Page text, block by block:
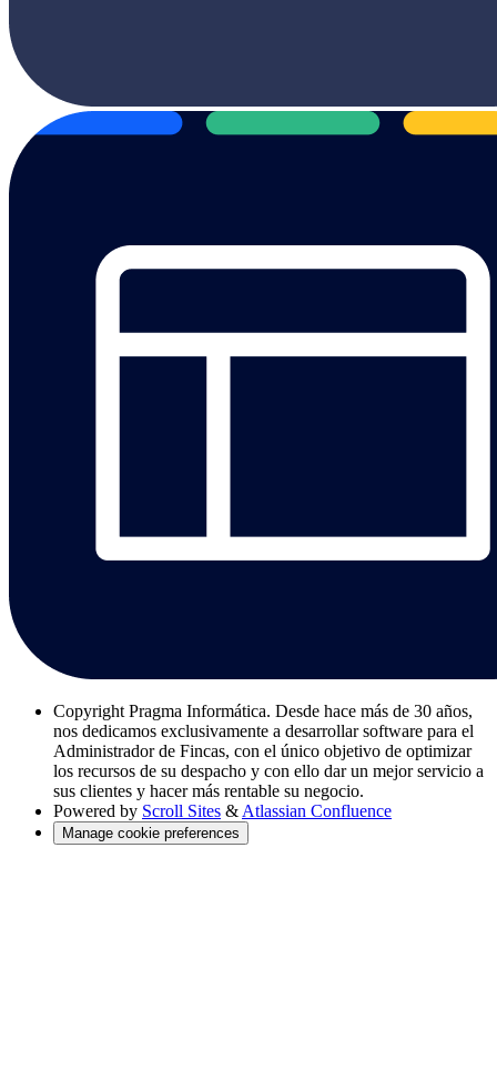
Copyright Pragma Informática. Desde hace más de 30 años,
nos dedicamos exclusivamente a desarrollar software para el
Administrador de Fincas, con el único objetivo de optimizar
los recursos de su despacho y con ello dar un mejor servicio a
sus clientes y hacer más rentable su negocio.
Powered by Scroll Sites &Atlassian Confluence
Manage cookie preferences